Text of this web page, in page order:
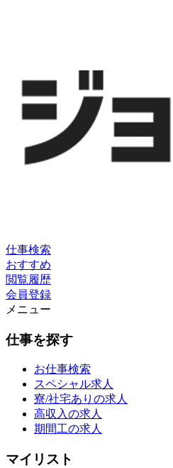
仕事検索
おすすめ
閲覧履歴
会員登録
メニュー
仕事を探す
お仕事検索
スペシャル求人
寮/社宅ありの求人
高収入の求人
期間工の求人
マイリスト